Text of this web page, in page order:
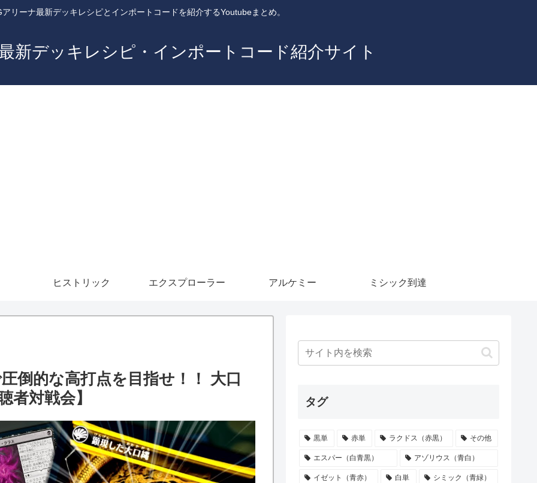
リーナ最新デッキレシピとインポートコードを紹介するYoutubeまとめ。
新デッキレシピ・インポートコード紹介サイト
ヒストリック エクスプローラー アルケミー ミシック到達
倒的な高打点を目指せ！！ 大口
者対戦会】
タグ
黒単 赤単 ラクドス（赤黒） その他
エスパー（白青黒） アゾリウス（青白）
イゼット（青赤） 白単 シミック（青緑）